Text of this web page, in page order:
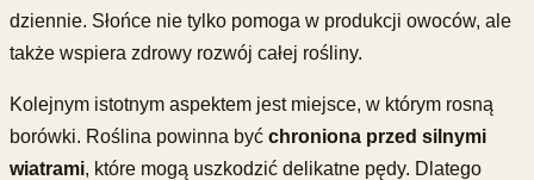
dziennie. Słońce nie tylko pomoga w produkcji owoców, ale
także wspiera zdrowy rozwój całej rośliny.
Kolejnym istotnym aspektem jest miejsce, w którym rosną
borówki. Roślina powinna być chroniona przed silnymi
wiatrami, które mogą uszkodzić delikatne pędy. Dlatego